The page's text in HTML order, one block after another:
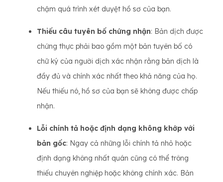
chậm quá trình xét duyệt hồ sơ của bạn.
Thiếu câu tuyên bố chứng nhận: Bản dịch được
chứng thực phải bao gồm một bản tuyên bố có
chữ ký của người dịch xác nhận rằng bản dịch là
đầy đủ và chính xác nhất theo khả năng của họ.
Nếu thiếu nó, hồ sơ của bạn sẽ không được chấp
nhận.
Lỗi chính tả hoặc định dạng không khớp với
bản gốc: Ngay cả những lỗi chính tả nhỏ hoặc
định dạng không nhất quán cũng có thể trông
thiếu chuyên nghiệp hoặc không chính xác. Bản